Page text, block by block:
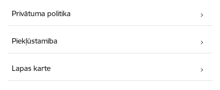
Privātuma politika
Piekļūstamība
Lapas karte